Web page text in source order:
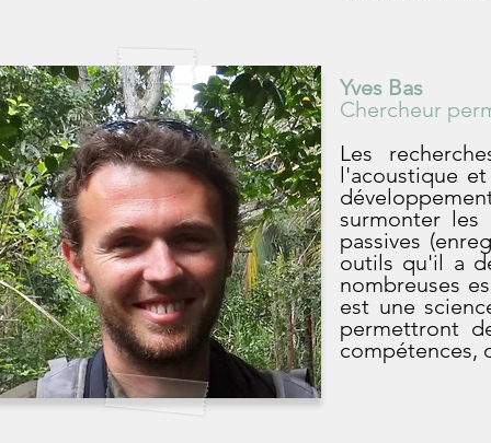
Yves Bas
Chercheur
Les
l'acoustique
surmonter les
passives
outils qu'il a
nombreuses
est une
permettront
compétences,